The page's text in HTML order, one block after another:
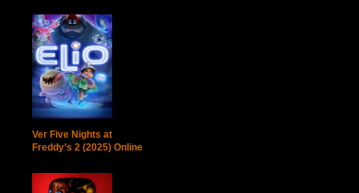
Ver Five Nights at
Freddy’s 2 (2025) Online